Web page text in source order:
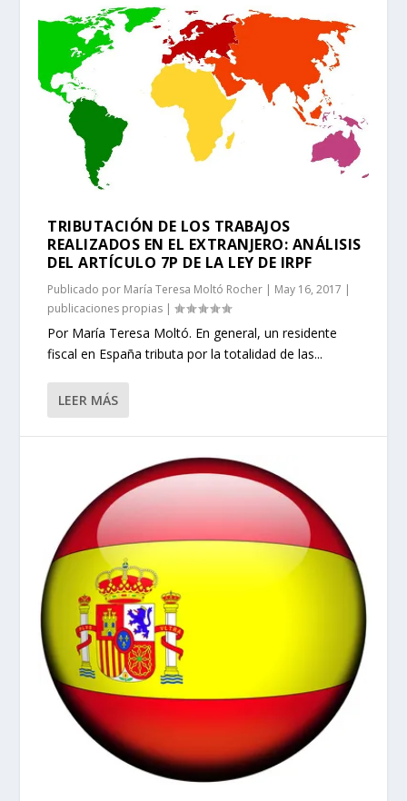
TRIBUTACIÓN DE LOS TRABAJOS
REALIZADOS EN EL EXTRANJERO: ANÁLISIS
DEL ARTÍCULO 7P DE LA LEY DE IRPF
Publicado por María Teresa Moltó Rocher | May 16, 2017 |
publicaciones propias |
Por María Teresa Moltó. En general, un residente
fiscal en España tributa por la totalidad de las...
LEER MÁS